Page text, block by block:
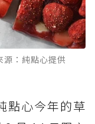
：純點心提供
點心今年的草